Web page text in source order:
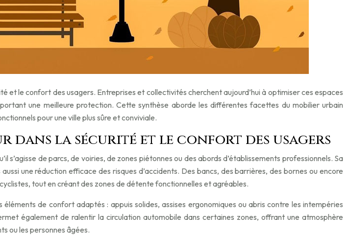
et le confort des usagers. Entreprises et collectivités cherchent aujourd’hui à optimiser ces espaces
une meilleure protection. Cette synthèse aborde les différentes facettes du mobilier urbain
pour une ville plus sûre et conviviale.
dans la sécurité et le confort des usagers
s’agisse de parcs, de voiries, de zones piétonnes ou des abords d’établissements professionnels. Sa
une réduction efficace des risques d’accidents. Des bancs, des barrières, des bornes ou encore
tout en créant des zones de détente fonctionnelles et agréables.
de confort adaptés : appuis solides, assises ergonomiques ou abris contre les intempéries
également de ralentir la circulation automobile dans certaines zones, offrant une atmosphère
ou les personnes âgées.